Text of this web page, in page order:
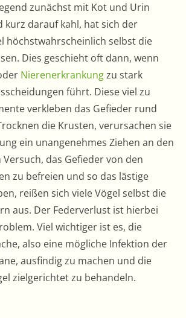
zunächst mit Kot und Urin
kurz darauf kahl, hat sich der
höchstwahrscheinlich selbst die
Dies geschieht oft dann, wenn
Nierenerkrankungzu stark
führt. Diese viel zu
verkleben das Gefieder rund
die Krusten, verursachen sie
ein unangenehmes Ziehen an den
Versuch, das Gefieder von den
zu befreien und so das lästige
reißen sich viele Vögel selbst die
aus. Der Federverlust ist hierbei
Viel wichtiger ist es, die
also eine mögliche Infektion der
ausfindig zu machen und die
zielgerichtet zu behandeln.